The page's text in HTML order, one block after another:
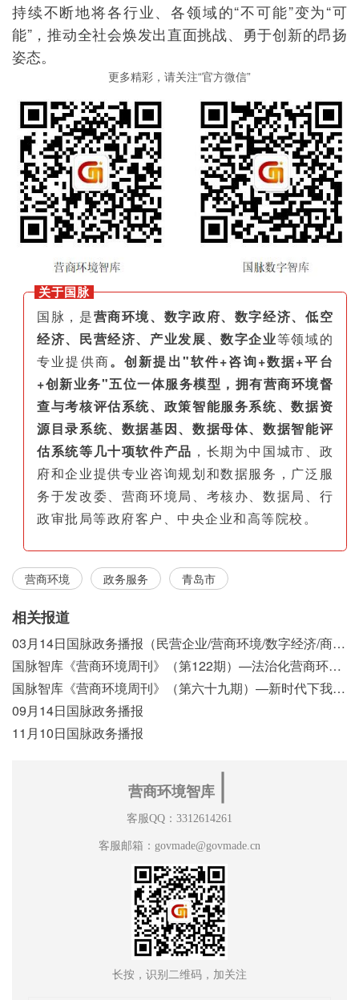
持续不断地将各行业、各领域的“不可能”变为“可
能”，推动全社会焕发出直面挑战、勇于创新的昂扬
姿态。
更多精彩，请关注“官方微信”
关于国脉
国脉，是营商环境、数字政府、数字经济、低空
经济、民营经济、产业发展、数字企业等领域的
专业提供商。创新提出"软件+咨询+数据+平台
+创新业务"五位一体服务模型，拥有营商环境督
查与考核评估系统、政策智能服务系统、数据资
源目录系统、数据基因、数据母体、数据智能评
估系统等几十项软件产品 ，长期为中国城市、政
府和企业提供专业咨询规划和数据服务，广泛服
务于发改委、营商环境局、考核办、数据局、行
政审批局等政府客户、中央企业和高等院校。
营商环境 政务服务 青岛市
相关报道
03月14日国脉政务播报（民营企业/营商环境/数字经济/商事制度改革）
国脉智库《营商环境周刊》（第122期）—法治化营商环境视域下我国行政执法公示制度浅析
国脉智库《营商环境周刊》（第六十九期）—新时代下我国营商环境标准体系构建初探
09月14日国脉政务播报
11月10日国脉政务播报
营商环境智库
客服QQ：3312614261
客服邮箱：govmade@govmade.cn
长按，识别二维码，加关注